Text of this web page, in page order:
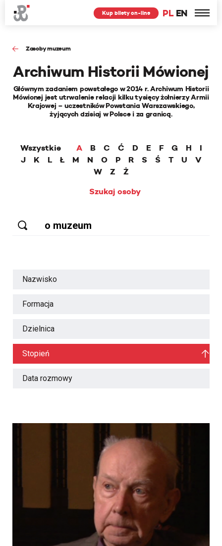
PL EN
Kup bilety on-line
Zasoby muzeum
Archiwum Historii Mówionej
Głównym zadaniem powstałego w 2014 r. Archiwum Historii
Mówionej jest utrwalenie relacji kilku tysięcy żołnierzy Armii
Krajowej – uczestników Powstania Warszawskiego,
żyjących dzisiaj w Polsce i za granicą.
Wszystkie A B C Ć D E F G H
I
J
K L Ł M N O P R S Ś T U
V
W
Z
Ż
Szukaj osoby
Nazwisko
Formacja
Dzielnica
Stopień
Data rozmowy